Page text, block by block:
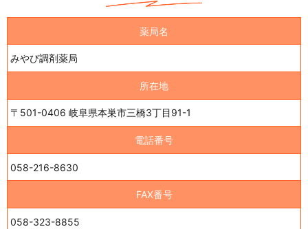
薬局名
みやび調剤薬局
所在地
〒501-0406 岐阜県本巣市三橋3丁目91-1
電話番号
058-216-8630
FAX番号
058-323-8855